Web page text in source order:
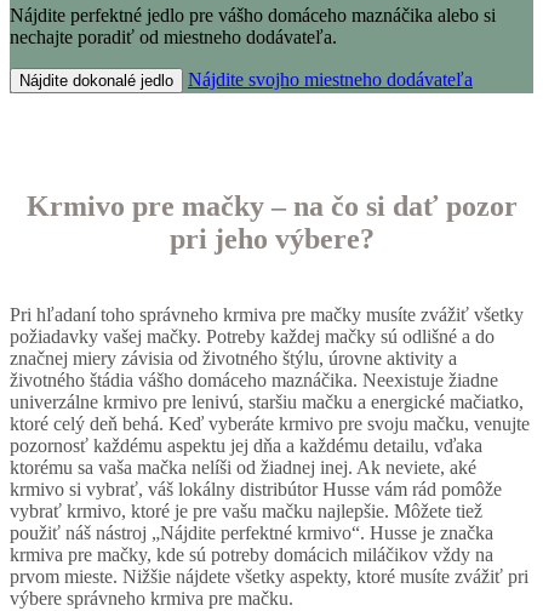
Nájdite perfektné jedlo pre vášho domáceho maznáčika alebo si
nechajte poradiť od miestneho dodávateľa.
Nájdite dokonalé jedlo Nájdite svojho miestneho dodávateľa
Krmivo pre mačky – na čo si dať pozor
pri jeho výbere?
Pri hľadaní toho správneho krmiva pre mačky musíte zvážiť všetky
požiadavky vašej mačky. Potreby každej mačky sú odlišné a do
značnej miery závisia od životného štýlu, úrovne aktivity a
životného štádia vášho domáceho maznáčika. Neexistuje žiadne
univerzálne krmivo pre lenivú, staršiu mačku a energické mačiatko,
ktoré celý deň behá. Keď vyberáte krmivo pre svoju mačku, venujte
pozornosť každému aspektu jej dňa a každému detailu, vďaka
ktorému sa vaša mačka nelíši od žiadnej inej. Ak neviete, aké
krmivo si vybrať, váš lokálny distribútor Husse vám rád pomôže
vybrať krmivo, ktoré je pre vašu mačku najlepšie. Môžete tiež
použiť náš nástroj „Nájdite perfektné krmivo“. Husse je značka
krmiva pre mačky, kde sú potreby domácich miláčikov vždy na
prvom mieste. Nižšie nájdete všetky aspekty, ktoré musíte zvážiť pri
výbere správneho krmiva pre mačku.